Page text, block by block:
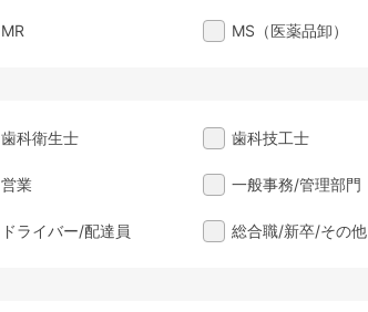
MR MS（医薬品卸）
歯科衛生士 歯科技工士
営業 一般事務/管理部門
ドライバー/配達員 総合職/新卒/その他